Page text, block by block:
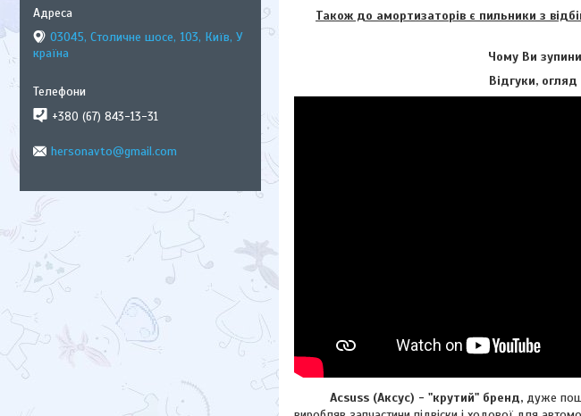
Також до амортизаторів є пильники з
Чому Ви
Відгуки,
Acsuss (Аксус) - "крутий" бренд, дуже
03045, Столичне шосе, 103, Київ, У
країна
+380 (67) 843-13-31
hersonavto@gmail.com